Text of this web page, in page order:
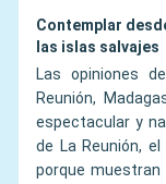
Contemplar
las islas salvajes
Las opiniones
Reunión,
espectacular y
de La Reunión,
porque